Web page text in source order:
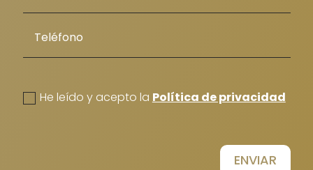
He leído y acepto la Política de privacidad
ENVIAR